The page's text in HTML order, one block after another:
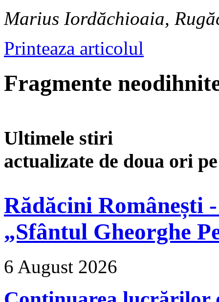
Marius Iordăchioaia,
Printeaza articolul
Fragmente
Ultimele stiri
actualizate de doua ori
Rădăcini Românești
„Sfântul Gheorghe
6 August 2026